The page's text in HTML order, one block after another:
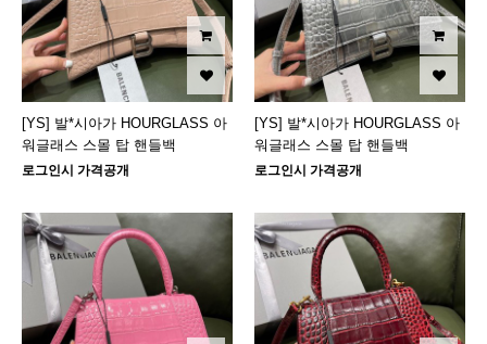
[YS] 발*시아가 HOURGLASS 아
워글래스 스몰 탑 핸들백
로그인시 가격공개
[YS] 발*시아가 HOURGLASS 아
워글래스 스몰 탑 핸들백
로그인시 가격공개